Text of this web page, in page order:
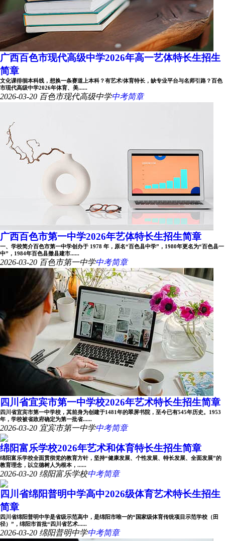
广西百色市现代高级中学2026年高一艺体特长生招生
简章
文化课徘徊本科线，想换一条赛道上本科？有艺术/体育特长，缺专业平台与名师引路？百色
市现代高级中学2026年体育、美......
2026-03-20 百色市现代高级中学中考简章
广西百色市第一中学2026年艺体特长生招生简章
一、学校简介百色市第一中学创办于 1978 年，原名“百色县中学”，1980年更名为“百色县一
中”，1984年百色县撤县建市......
2026-03-20 百色市第一中学中考简章
四川省宜宾市第一中学校2026年艺术特长生招生简章
四川省宜宾市第一中学校，其前身为创建于1481年的翠屏书院，至今已有545年历史。1953
年，学校被省政府确定为第一批省......
2026-03-20 宜宾市第一中学中考简章
绵阳富乐学校2026年艺术和体育特长生招生简章
绵阳富乐学校全面贯彻党的教育方针，坚持“健康发展、个性发展、特长发展、全面发展”的
教育理念，以立德树人为根本，......
2026-03-20 绵阳富乐学校中考简章
四川省绵阳普明中学高中2026级体育艺术特长生招生
简章
四川省绵阳普明中学是省级示范高中，是绵阳市唯一的“国家级体育传统项目示范学校（田
径）”，绵阳市首批“四川省艺术......
2026-03-20 绵阳普明中学中考简章